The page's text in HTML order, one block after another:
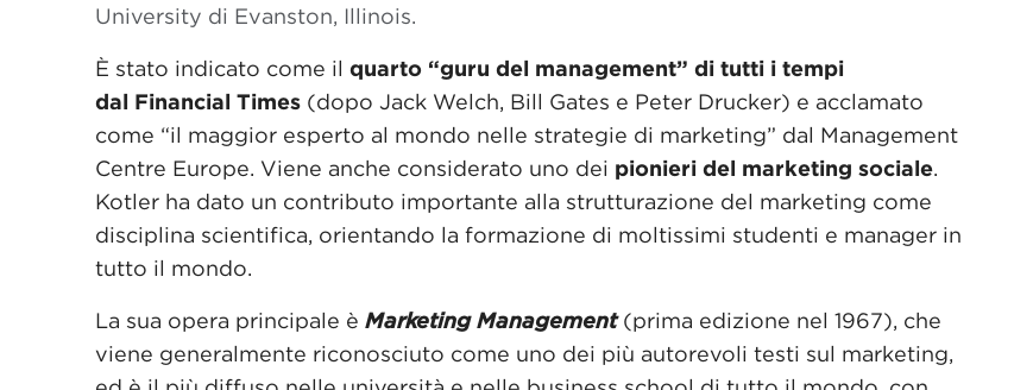
University di Evanston, Illinois.
È stato indicato come il quarto “guru del management” di tutti i tempi
dal Financial Times (dopo Jack Welch, Bill Gates e Peter Drucker) e acclamato
come “il maggior esperto al mondo nelle strategie di marketing” dal Management
Centre Europe. Viene anche considerato uno dei pionieri del marketing sociale.
Kotler ha dato un contributo importante alla strutturazione del marketing come
disciplina scientifica, orientando la formazione di moltissimi studenti e manager in
tutto il mondo.
La sua opera principale è Marketing Management (prima edizione nel 1967), che
viene generalmente riconosciuto come uno dei più autorevoli testi sul marketing,